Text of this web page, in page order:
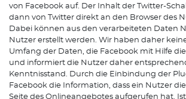
von Facebook auf. Der Inhalt der Twitter-
dann von Twitter direkt an den Browser des
Dabei können aus den verarbeiteten Daten
Nutzer erstellt werden. Wir haben daher
Umfang der Daten, die Facebook mit Hilfe
und informiert die Nutzer daher
Kenntnisstand. Durch die Einbindung der
Facebook die Information, dass ein Nutzer
Seite des Onlineangebotes aufgerufen hat.